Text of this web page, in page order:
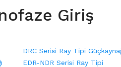
Giriş
DRC Serisi Ray Tipi
EDR-NDR Serisi Ray Tipi